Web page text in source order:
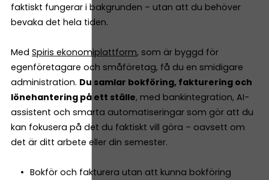
faktiskt fungerar i bakgrunden – utan att du behöver
bevaka det hela tiden.
Med Spiris ekonomiplattform, som är byggd för
egenföretagare och småföretag, få du en smidigare
administration. Du samlar bokföring, fakturering och
lönehantering på ett ställe, med bankintegration, AI-
assistent och smarta automatiseringar som gör att du
kan fokusera på det du faktiskt vill göra – oavsett om
det är ditt arbete eller din semester.
Bokför och fakturera utan att kunna bokföring